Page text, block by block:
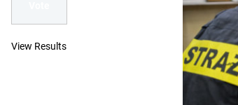
Ilu mieszkańców ma Rybnik?
Dość komentowania kolejnych afer w
View Results